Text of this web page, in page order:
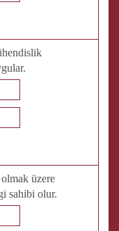
üzere
sahibi olur.